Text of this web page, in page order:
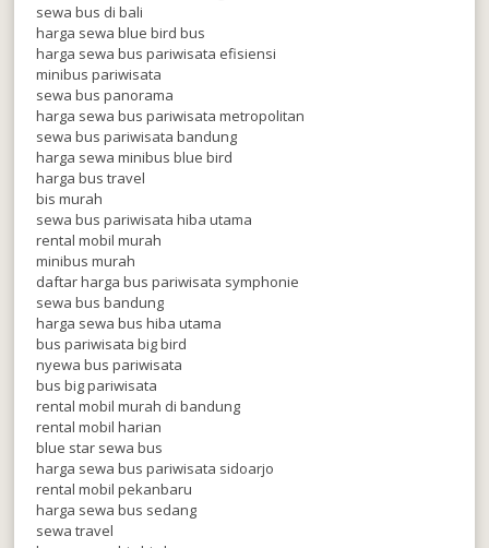
sewa bus di bali
harga sewa blue bird bus
harga sewa bus pariwisata efisiensi
minibus pariwisata
sewa bus panorama
harga sewa bus pariwisata metropolitan
sewa bus pariwisata bandung
harga sewa minibus blue bird
harga bus travel
bis murah
sewa bus pariwisata hiba utama
rental mobil murah
minibus murah
daftar harga bus pariwisata symphonie
sewa bus bandung
harga sewa bus hiba utama
bus pariwisata big bird
nyewa bus pariwisata
bus big pariwisata
rental mobil murah di bandung
rental mobil harian
blue star sewa bus
harga sewa bus pariwisata sidoarjo
rental mobil pekanbaru
harga sewa bus sedang
sewa travel